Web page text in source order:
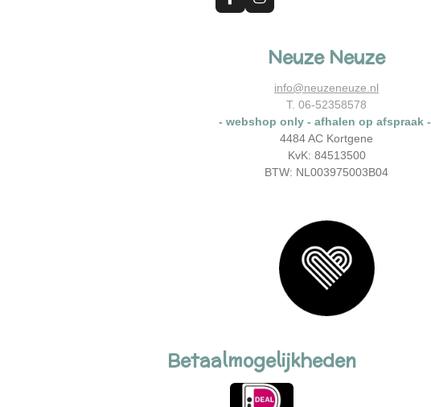
F
a
I
n
Neuze Neuze
info@neuzeneuze.nl
T. 06-52358578
- webshop only - afhalen op afspraak -
4484 AC Kortgene
KvK: 84513500
BTW: NL003975003B04
Betaalmogelijkheden